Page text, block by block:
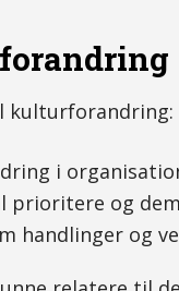
kulturforandring:
i
prioritere og
handlinger og